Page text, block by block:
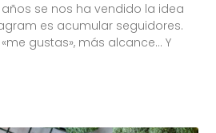
se nos ha vendido la idea
es acumular seguidores.
gustas», más alcance… Y